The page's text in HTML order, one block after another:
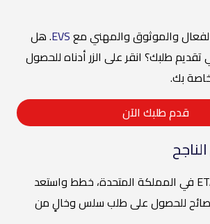
الفعال والموثوق والمهني معEVS. هل
طلبك؟ انقر على الزر أدناه للحصول
قدم طلبك الآن
لضمان نجاح طلب ETA في المملكة المتحدة، خطط واستعد
للحصول على طلب سلس وخالٍ من